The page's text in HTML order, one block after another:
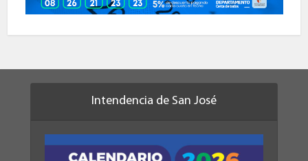
Intendencia de San José